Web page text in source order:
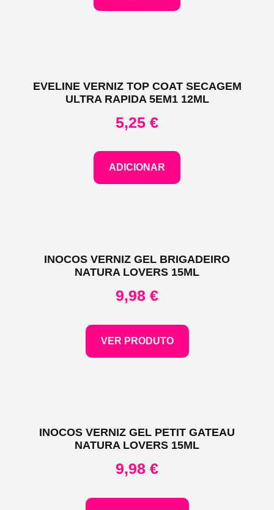
EVELINE VERNIZ TOP COAT SECAGEM
ULTRA RAPIDA 5EM1 12ML
5,25 €
ADICIONAR
INOCOS VERNIZ GEL BRIGADEIRO
NATURA LOVERS 15ML
9,98 €
VER PRODUTO
INOCOS VERNIZ GEL PETIT GATEAU
NATURA LOVERS 15ML
9,98 €